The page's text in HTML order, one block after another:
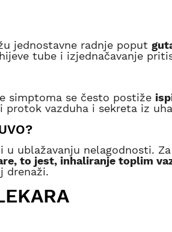
jednostavne radnje poput
tube i izjednačavanje
simptoma se često postiže
protok vazduha i sekreta iz
ublažavanju nelagodnosti.
to jest, inhaliranje toplim
drenaži.